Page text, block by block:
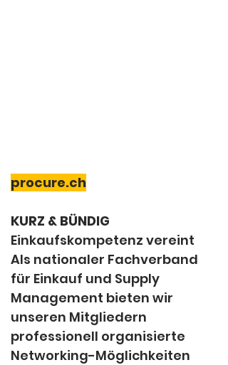
procure.ch
KURZ & BÜNDIG
Einkaufskompetenz vereint
Als nationaler Fachverband
für Einkauf und Supply
Management bieten wir
unseren Mitgliedern
professionell organisierte
Networking-Möglichkeiten